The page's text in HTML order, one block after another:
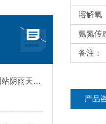
太阳能供电立杆水质监测站阴雨天如何保障持续运行？
溶解氧
氨氮传
备注：
产品